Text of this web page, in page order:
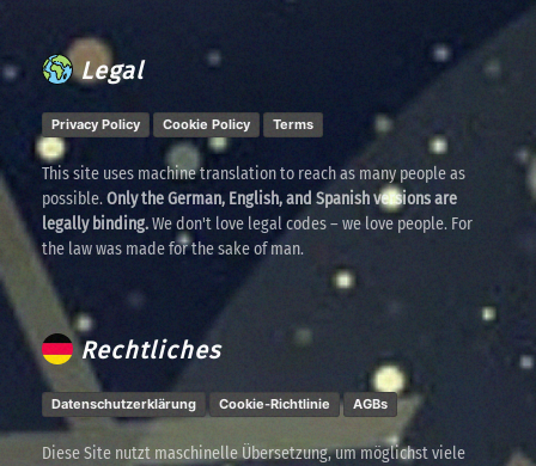
Legal
Privacy Policy Cookie Policy Terms
This site uses machine translation to reach as many people as
possible.Only the German, English, and Spanish versions are
legally binding.We don't love legal codes – we love people. For
the law was made for the sake of man.
Rechtliches
Datenschutzerklärung Cookie-Richtlinie AGBs
Diese Site nutzt maschinelle Übersetzung, um möglichst viele